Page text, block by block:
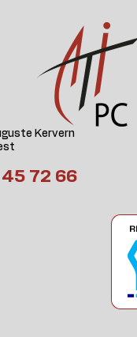
Kervern
72 66